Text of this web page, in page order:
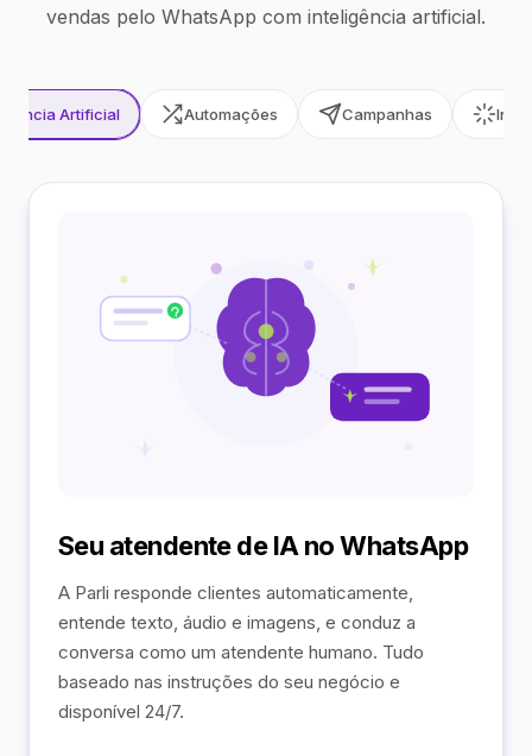
vendas pelo WhatsApp com inteligência artificial.
Artificial Automações Campanhas
Seu atendente de IA no WhatsApp
A Parli responde clientes automaticamente,
entende texto, áudio e imagens, e conduz a
conversa como um atendente humano. Tudo
baseado nas instruções do seu negócio e
disponível 24/7.